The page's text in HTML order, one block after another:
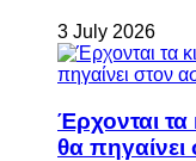
3 July 2026
Έρχονται τα
θα πηγαίνει